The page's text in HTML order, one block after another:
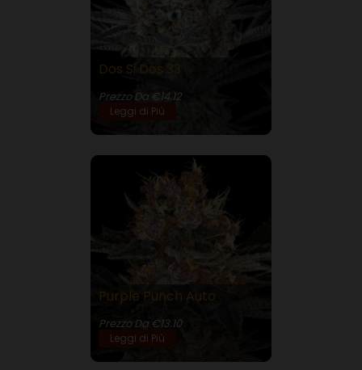
Dos Si Dos 33
Prezzo Da €14.12
Leggi di Più
Purple Punch Auto
Prezzo Da €13.10
Leggi di Più